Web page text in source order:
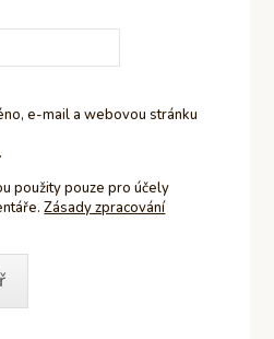
e-mail a webovou stránku
použity pouze pro účely
Zásady zpracování